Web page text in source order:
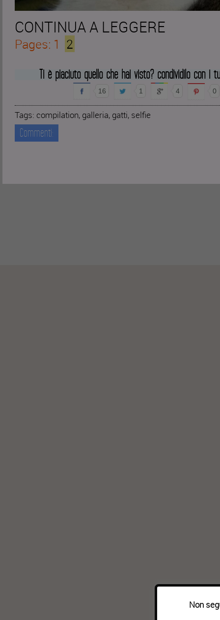
CONTINUA A LEGGERE
Pages: 1 2
Ti è piaciuto quello che hai visto? condividilo con i
16 1 4 0
Tags: compilation, galleria, gatti, selfie
Commenti:
Non